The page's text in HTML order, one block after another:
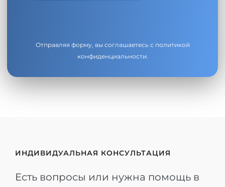
Отправляя форму, вы соглашаетесь с политикой
конфиденциальности.
ИНДИВИДУАЛЬНАЯ КОНСУЛЬТАЦИЯ
Есть вопросы или нужна помощь в